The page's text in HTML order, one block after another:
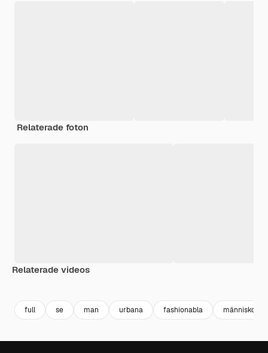
Relaterade foton
Relaterade videos
full se man urbana fashionabla människor